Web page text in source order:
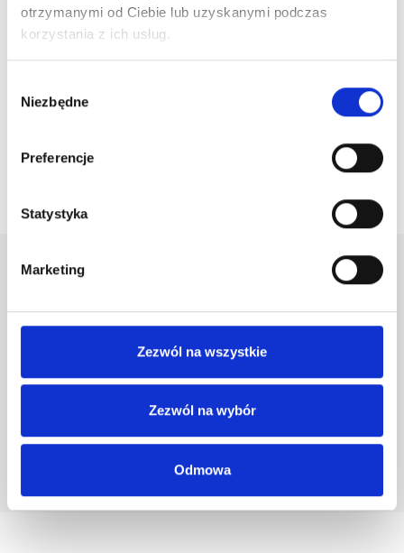
otrzymanymi od Ciebie lub uzyskanymi podczas
korzystania z ich usług.
zgody
Niezbędne
Preferencje
Statystyka
Marketing
Zezwól na wszystkie
Zezwól na wybór
Odmowa
Depot 804 Serum Pod Oczy Z Kofeiną 20ml
Powrót do góry
Newsletter
szczegóły w naszej informacji prawnej. Wpisując adres email
handlowych od administratora, zgodnie z